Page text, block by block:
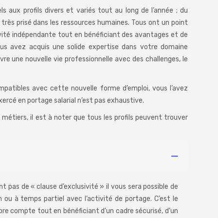
aux profils divers et variés tout au long de l’année ; du
prisé dans les ressources humaines. Tous ont un point
indépendante tout en bénéficiant des avantages et de
avez acquis une solide expertise dans votre domaine
une nouvelle vie professionnelle avec des challenges, le
avec cette nouvelle forme d’emploi, vous l’avez
en portage salarial n’est pas exhaustive.
il est à noter que tous les profils peuvent trouver
de « clause d’exclusivité » il vous sera possible de
à temps partiel avec l’activité de portage. C’est le
compte tout en bénéficiant d’un cadre sécurisé, d’un